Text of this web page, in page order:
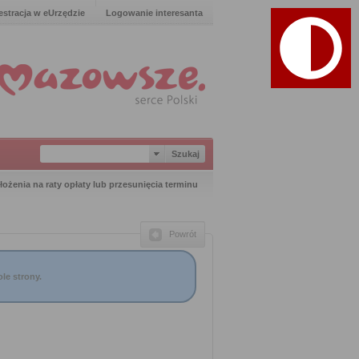
w eUrzędzie Logowanie interesanta
na raty opłaty lub przesunięcia terminu
Powrót
strony.